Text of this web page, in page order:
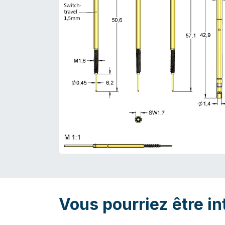
Vous pourriez être